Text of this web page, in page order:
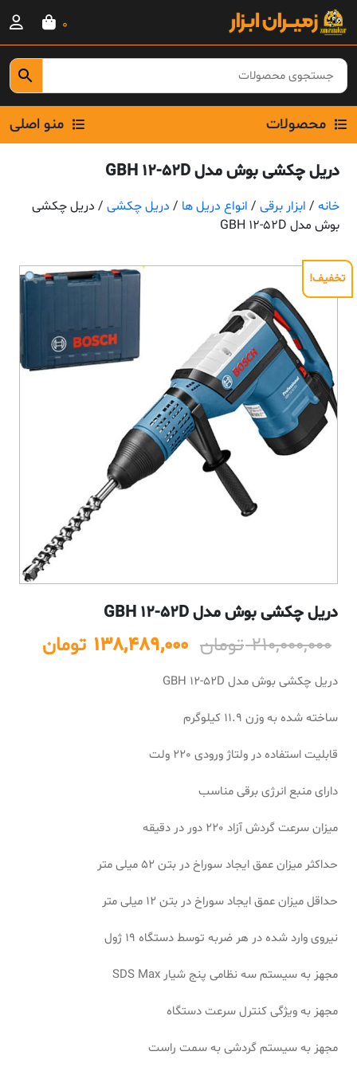
Skip
content
0
محصولات منو اصلی
دریل چکشی بوش مدل GBH 12-52D
خانه / ابزار برقی / انواع دریل ها / دریل چکشی / دریل چکشی
بوش مدل GBH 12-52D
تخفیف!
دریل چکشی بوش مدل GBH 12-52D
210,000,000 تومان Original
was:
210,000,000 تومان.
138,489,000 تومان
دریل چکشی بوش مدل GBH 12-52D
ساخته شده به وزن 11.9 کیلوگرم
قابلیت استفاده در ولتاژ ورودی 220 ولت
دارای منبع انرژی برقی مناسب
میزان سرعت گردش آزاد 220 دور در دقیقه
حداکثر میزان عمق ایجاد سوراخ در بتن 52 میلی متر
حداقل میزان عمق ایجاد سوراخ در بتن 12 میلی متر
نیروی وارد شده در هر ضربه توسط دستگاه 19 ژول
مجهز به سیستم سه نظامی پنج شیار SDS Max
مجهز به ویژگی کنترل سرعت دستگاه
مجهز به سیستم گردشی به سمت راست